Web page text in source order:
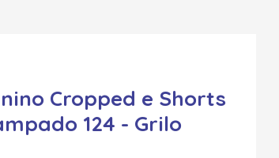
Cropped e Shorts
124 - Grilo